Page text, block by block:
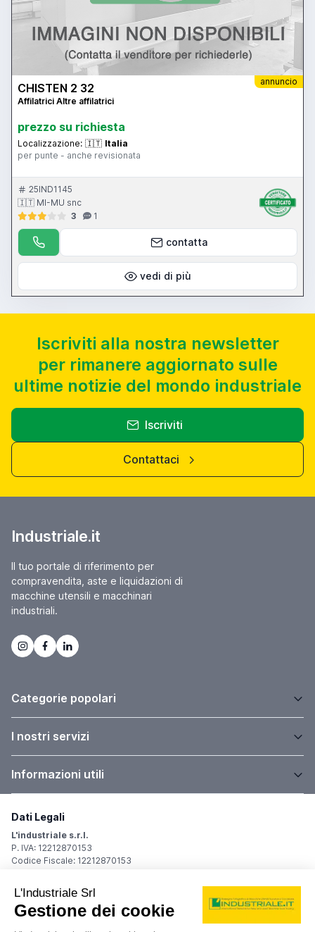
annuncio
CHISTEN 2 32
Affilatrici Altre affilatrici
prezzo su richiesta
Localizzazione: 🇮🇹 Italia
per punte - anche revisionata
25IND1145
🇮🇹 MI-MU snc
3
1
contatta
vedi di più
Iscriviti alla nostra newsletter
per rimanere aggiornato sulle
ultime notizie del mondo industriale
Iscriviti
Contattaci
Industriale.it
Il tuo portale di riferimento per
compravendita, aste e liquidazioni di
macchine utensili e macchinari
industriali.
Categorie popolari
I nostri servizi
Informazioni utili
Dati Legali
L'industriale s.r.l.
P. IVA: 12212870153
Codice Fiscale: 12212870153
Sede Legale
Via Carlo Dolci, 32
20148 Milano (MI)